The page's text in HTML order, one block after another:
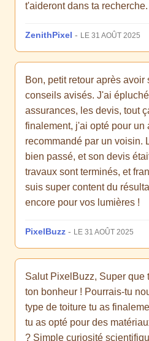
t'aideront dans ta recherche.
ZenithPixel - LE 31 AOÛT 2025
Bon, petit retour après avoir
conseils avisés. J'ai
assurances, les devis, tout
finalement, j'ai opté pour un
recommandé par un voisin.
bien passé, et son devis
travaux sont terminés, et
suis super content du
encore pour vos lumières !
PixelBuzz - LE 31 AOÛT 2025
Salut PixelBuzz, Super que
ton bonheur ! Pourrais-tu
type de toiture tu as
tu as opté pour des
? Simple curiosité